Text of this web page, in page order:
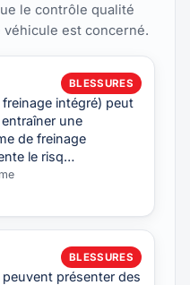
le contrôle qualité
est concerné.
BLESSURES
intégré) peut
une
de freinage
le risq…
BLESSURES
présenter des